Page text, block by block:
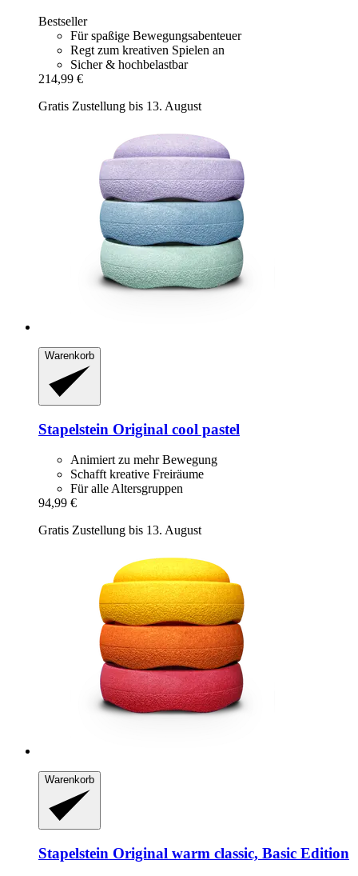
Bestseller
Für spaßige Bewegungsabenteuer
Regt zum kreativen Spielen an
Sicher & hochbelastbar
214,99 €
Gratis Zustellung bis 13. August
Warenkorb
Stapelstein Original cool pastel
Animiert zu mehr Bewegung
Schafft kreative Freiräume
Für alle Altersgruppen
94,99 €
Gratis Zustellung bis 13. August
Warenkorb
Stapelstein Original warm classic, Basic Edition